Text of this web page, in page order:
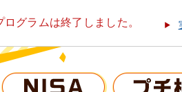
グラムは終了しました。